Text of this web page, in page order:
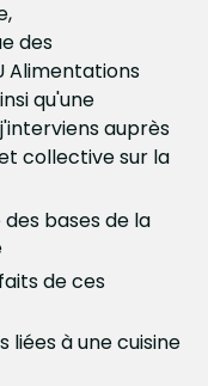
des
Alimentations
qu'une
auprès
collective sur la
bases de la
de ces
liées à une cuisine